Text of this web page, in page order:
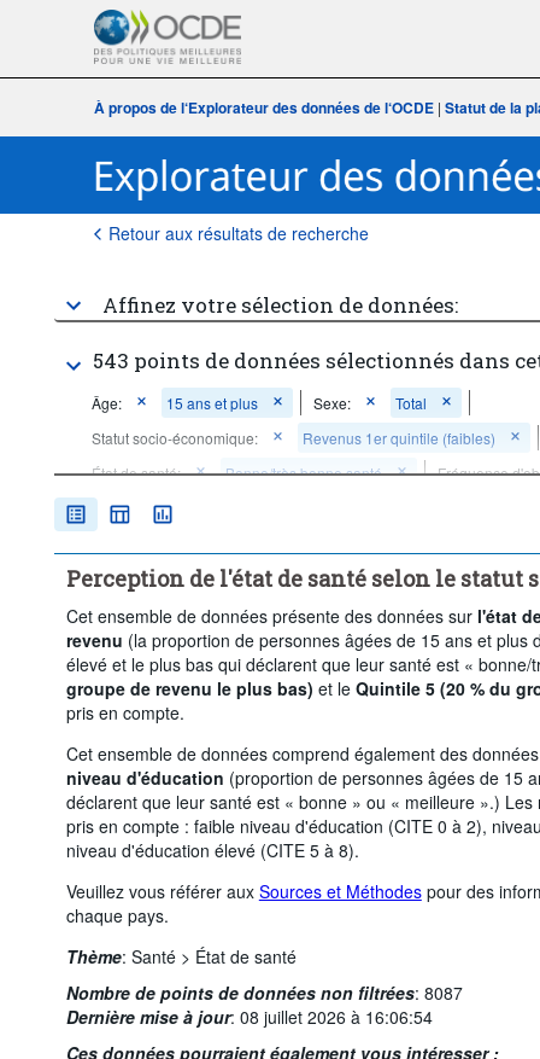
À propos de l‘Explorateur des données de l‘OCDE | Statut de la
Retour aux résultats de recherche
Affinez votre sélection de données:
543 points de données sélectionnés dans
Âge: 15 ans et plus Sexe:
Total
Statut socio-économique:
Revenus 1er quintile (faibles)
État de santé:
Bonne/très bonne santé
Fréquence
Période temporelle:
Perception de l'état de santé selon le statut
Cet ensemble de données présente des données sur l'état
revenu (la proportion de personnes âgées de 15 ans et plus
élevé et le plus bas qui déclarent que leur santé est «
groupe de revenu le plus bas) et le Quintile 5 (20 % du
pris en compte.
Cet ensemble de données comprend également des
niveau d'éducation (proportion de personnes âgées de 15
déclarent que leur santé est « bonne » ou « meilleure ».)
pris en compte : faible niveau d'éducation (CITE 0 à 2),
niveau d'éducation élevé (CITE 5 à 8).
Veuillez vous référer aux Sources et Méthodespour des
chaque pays.
Thème: Santé > État de santé
Nombre de points de données non filtrées: 8087
Dernière mise à jour: 08 juillet 2026 à 16:06:54
Ces données pourraient également vous intéresser :